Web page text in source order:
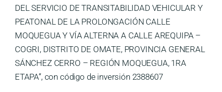
DEL SERVICIO DE TRANSITABILIDAD VEHICULAR Y
PEATONAL DE LA PROLONGACIÓN CALLE
MOQUEGUA Y VÍA ALTERNA A CALLE AREQUIPA –
COGRI, DISTRITO DE OMATE, PROVINCIA GENERAL
SÁNCHEZ CERRO – REGIÓN MOQUEGUA, 1RA
ETAPA”, con código de inversión 2388607